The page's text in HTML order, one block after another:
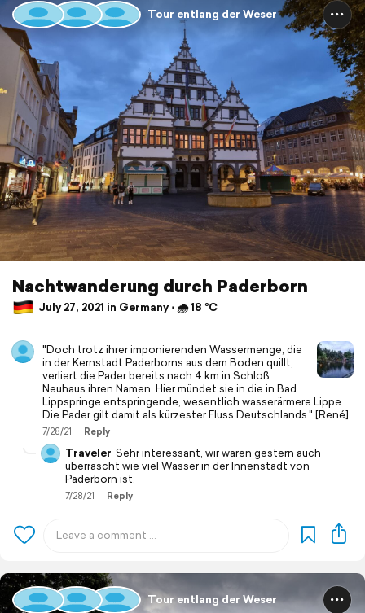
Tour entlang der Weser
Nachtwanderung durch Paderborn
July 27, 2021 in Germany ⋅ 🌧 18 °C
"Doch trotz ihrer imponierenden Wassermenge, die
in der Kernstadt Paderborns aus dem Boden quillt,
verliert die Pader bereits nach 4 km in Schloß
Neuhaus ihren Namen. Hier mündet sie in die in Bad
Lippspringe entspringende, wesentlich wasserärmere Lippe.
Die Pader gilt damit als kürzester Fluss Deutschlands." [René]
7/28/21 Reply
Traveler Sehr interessant, wir waren gestern auch
überrascht wie viel Wasser in der Innenstadt von
Paderborn ist.
7/28/21 Reply
Tour entlang der Weser